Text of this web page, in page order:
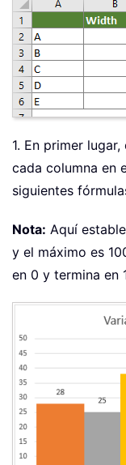
1. En primer
cada columna en
siguientes
Nota: Aquí
y el máximo es
en 0 y termina en